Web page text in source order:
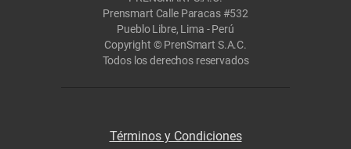
Prensmart Calle Paracas #532
Pueblo Libre, Lima - Perú
Copyright © PrenSmart S.A.C.
Todos los derechos reservados
Términos y Condiciones